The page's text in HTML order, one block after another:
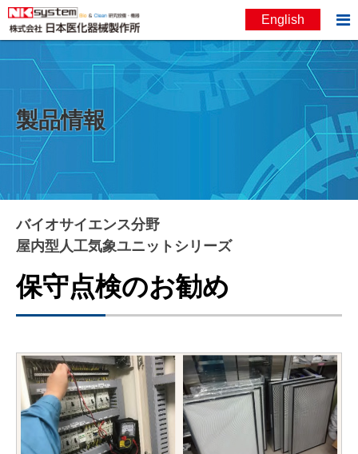
お問い合わせ English
English 
製品情報
バイオサイエンス分野
屋内型人工気象ユニットシリーズ
保守点検のお勧め